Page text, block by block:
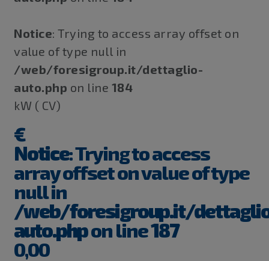
Notice: Trying to access array offset on
value of type null in
/web/foresigroup.it/dettaglio-
auto.php on line 184
kW ( CV)
€
Notice: Trying to access
array offset on value of type
null in
/web/foresigroup.it/
auto.phpon line187
0,00